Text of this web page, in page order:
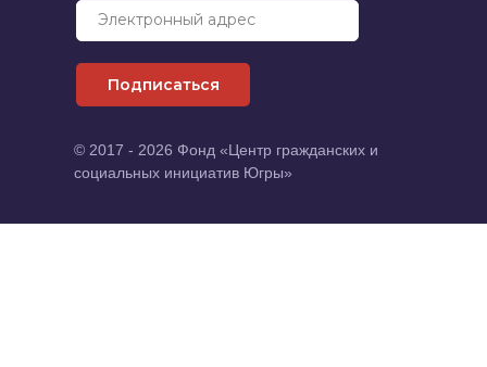
© 2017 - 2026 Фонд «Центр гражданских и
социальных инициатив Югры»
Электронный адрес
Подписаться